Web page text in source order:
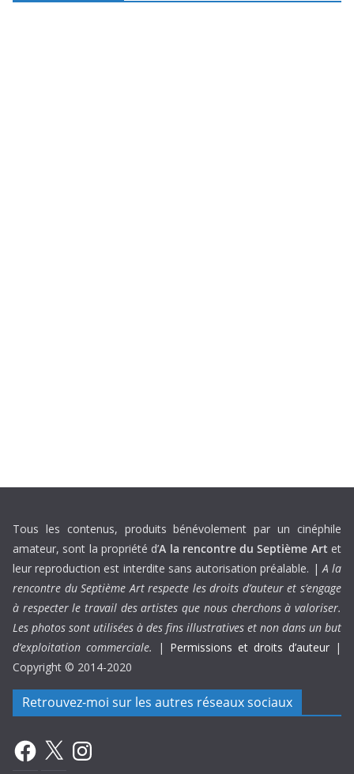
Tous les contenus, produits bénévolement par un cinéphile
amateur, sont la propriété d’A la rencontre du Septième Art et
leur reproduction est interdite sans autorisation préalable. |A la
rencontre du Septième Art respecte les droits d’auteur et s’engage
à respecter le travail des artistes que nous cherchons à valoriser.
Les photos sont utilisées à des fins illustratives et non dans un but
d’exploitation commerciale.
| Permissions et droits d’auteur |
Copyright © 2014-2020
Retrouvez-moi sur les autres réseaux sociaux
Facebook
X Instagram